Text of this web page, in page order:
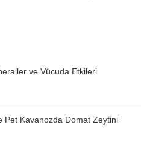
ve Vücuda Etkileri
Pet Kavanozda Domat Zeytini